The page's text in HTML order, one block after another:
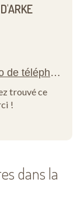
trouvé ce
!
dans la